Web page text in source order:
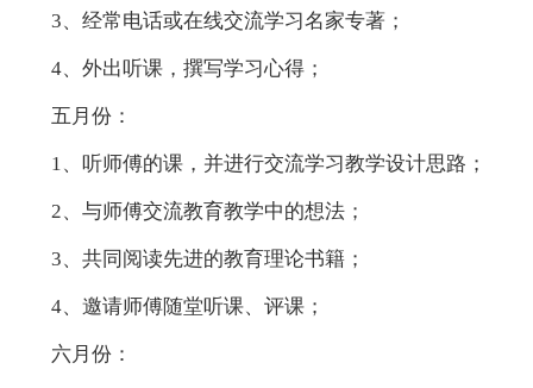
3、经常电话或在线交流学习名家专著；
4、外出听课，撰写学习心得；
五月份：
1、听师傅的课，并进行交流学习教学设计思路；
2、与师傅交流教育教学中的想法；
3、共同阅读先进的教育理论书籍；
4、邀请师傅随堂听课、评课；
六月份：